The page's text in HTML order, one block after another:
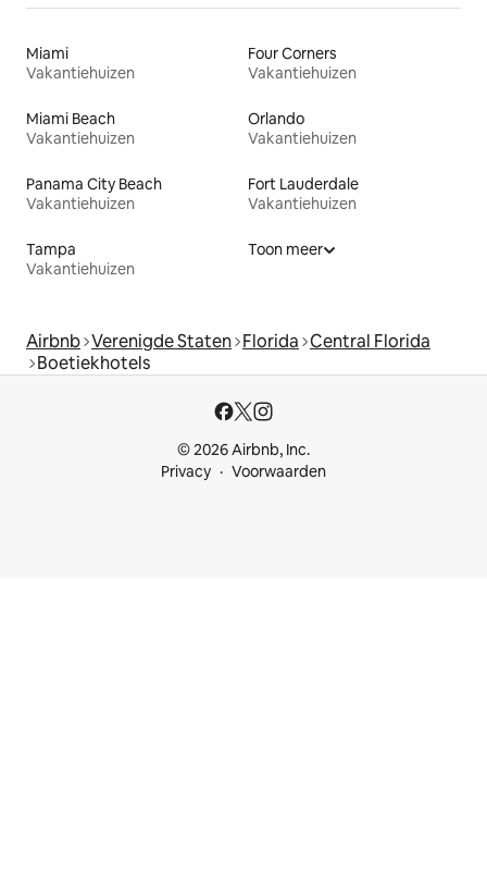
Miami
Vakantiehuizen
Four Corners
Vakantiehuizen
Miami Beach
Vakantiehuizen
Orlando
Vakantiehuizen
Panama City Beach
Vakantiehuizen
Fort Lauderdale
Vakantiehuizen
Tampa
Vakantiehuizen
Toon meer
Airbnb Verenigde Staten Florida Central Florida
Boetiekhotels
© 2026 Airbnb, Inc.
Privacy
Voorwaarden